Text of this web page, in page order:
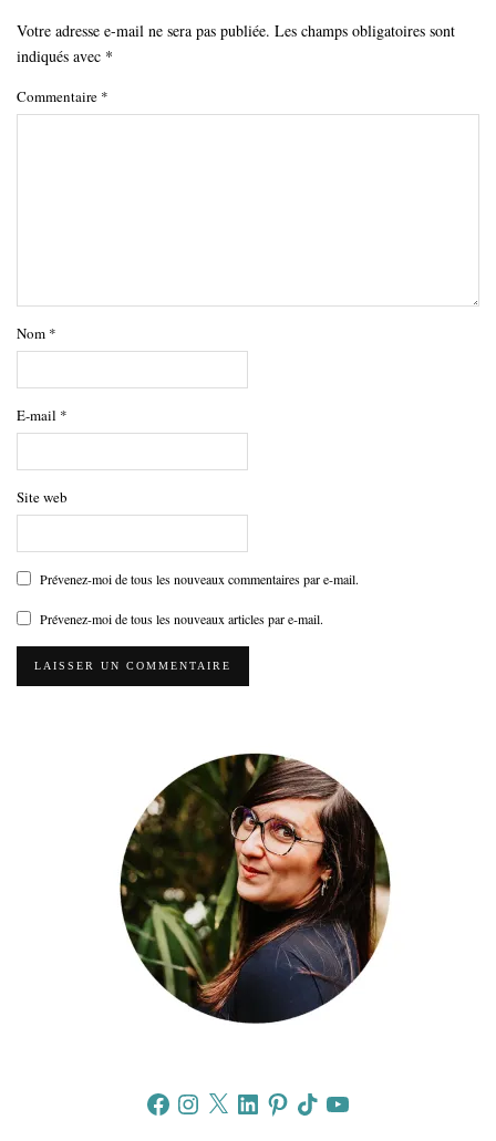
Votre adresse e-mail ne sera pas publiée. Les champs obligatoires sont
indiqués avec *
Commentaire *
Nom *
E-mail *
Site web
Prévenez-moi de tous les nouveaux commentaires par e-mail.
Prévenez-moi de tous les nouveaux articles par e-mail.
FacebookInstagram
X LinkedInPinterestTikTokYouTube